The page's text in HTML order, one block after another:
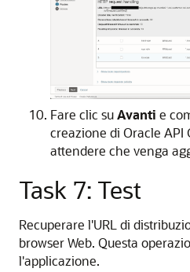
Fare clic suAvanti e
creazione di Oracle API
attendere che venga
Task 7: Test
Recuperare l'URL di
browser Web. Questa
l'applicazione.